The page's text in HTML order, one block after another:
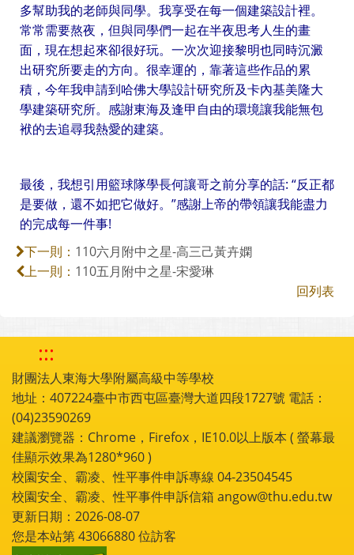
多幫助我的老師與同學。我享受在每一個建築設計裡。
常常需要熬夜，但與同學們一起在半夜思考人生的畫
面，現在想起來卻很好玩。一次次迎接黎明也同時沉澱
出研究所要走的方向。很幸運的，靠著這些作品的累
積，今年我申請到哈佛大學設計研究所及卡內基美隆大
學建築研究所。感謝東海及逢甲自由的環境讓我能無包
袱的去追尋我熱愛的建築。
最後，我想引用籃球隊學長何讓哥之前分享的話: “反正都
是要做，還不如把它做好。”感謝上帝的帶領讓我能盡力
的完成每一件事!
下一則： 110六月附中之星-高三己黃卉嫻
上一則： 110五月附中之星-宋愛琳
回列表
:::
財團法人東海大學附屬高級中等學校
地址：407224臺中市西屯區臺灣大道四段1727號 電話：
(04)23590269
建議瀏覽器：Chrome，Firefox，IE10.0以上版本 ( 螢幕最
佳顯示效果為1280*960 )
校園安全、霸凌、性平事件申訴專線 04-23504545
校園安全、霸凌、性平事件申訴信箱 angow@thu.edu.tw
更新日期：2026-08-07
您是本站第43066880位訪客